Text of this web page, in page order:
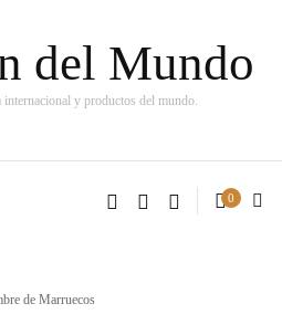
del Mundo
internacional y productos del mundo.
0
de Marruecos